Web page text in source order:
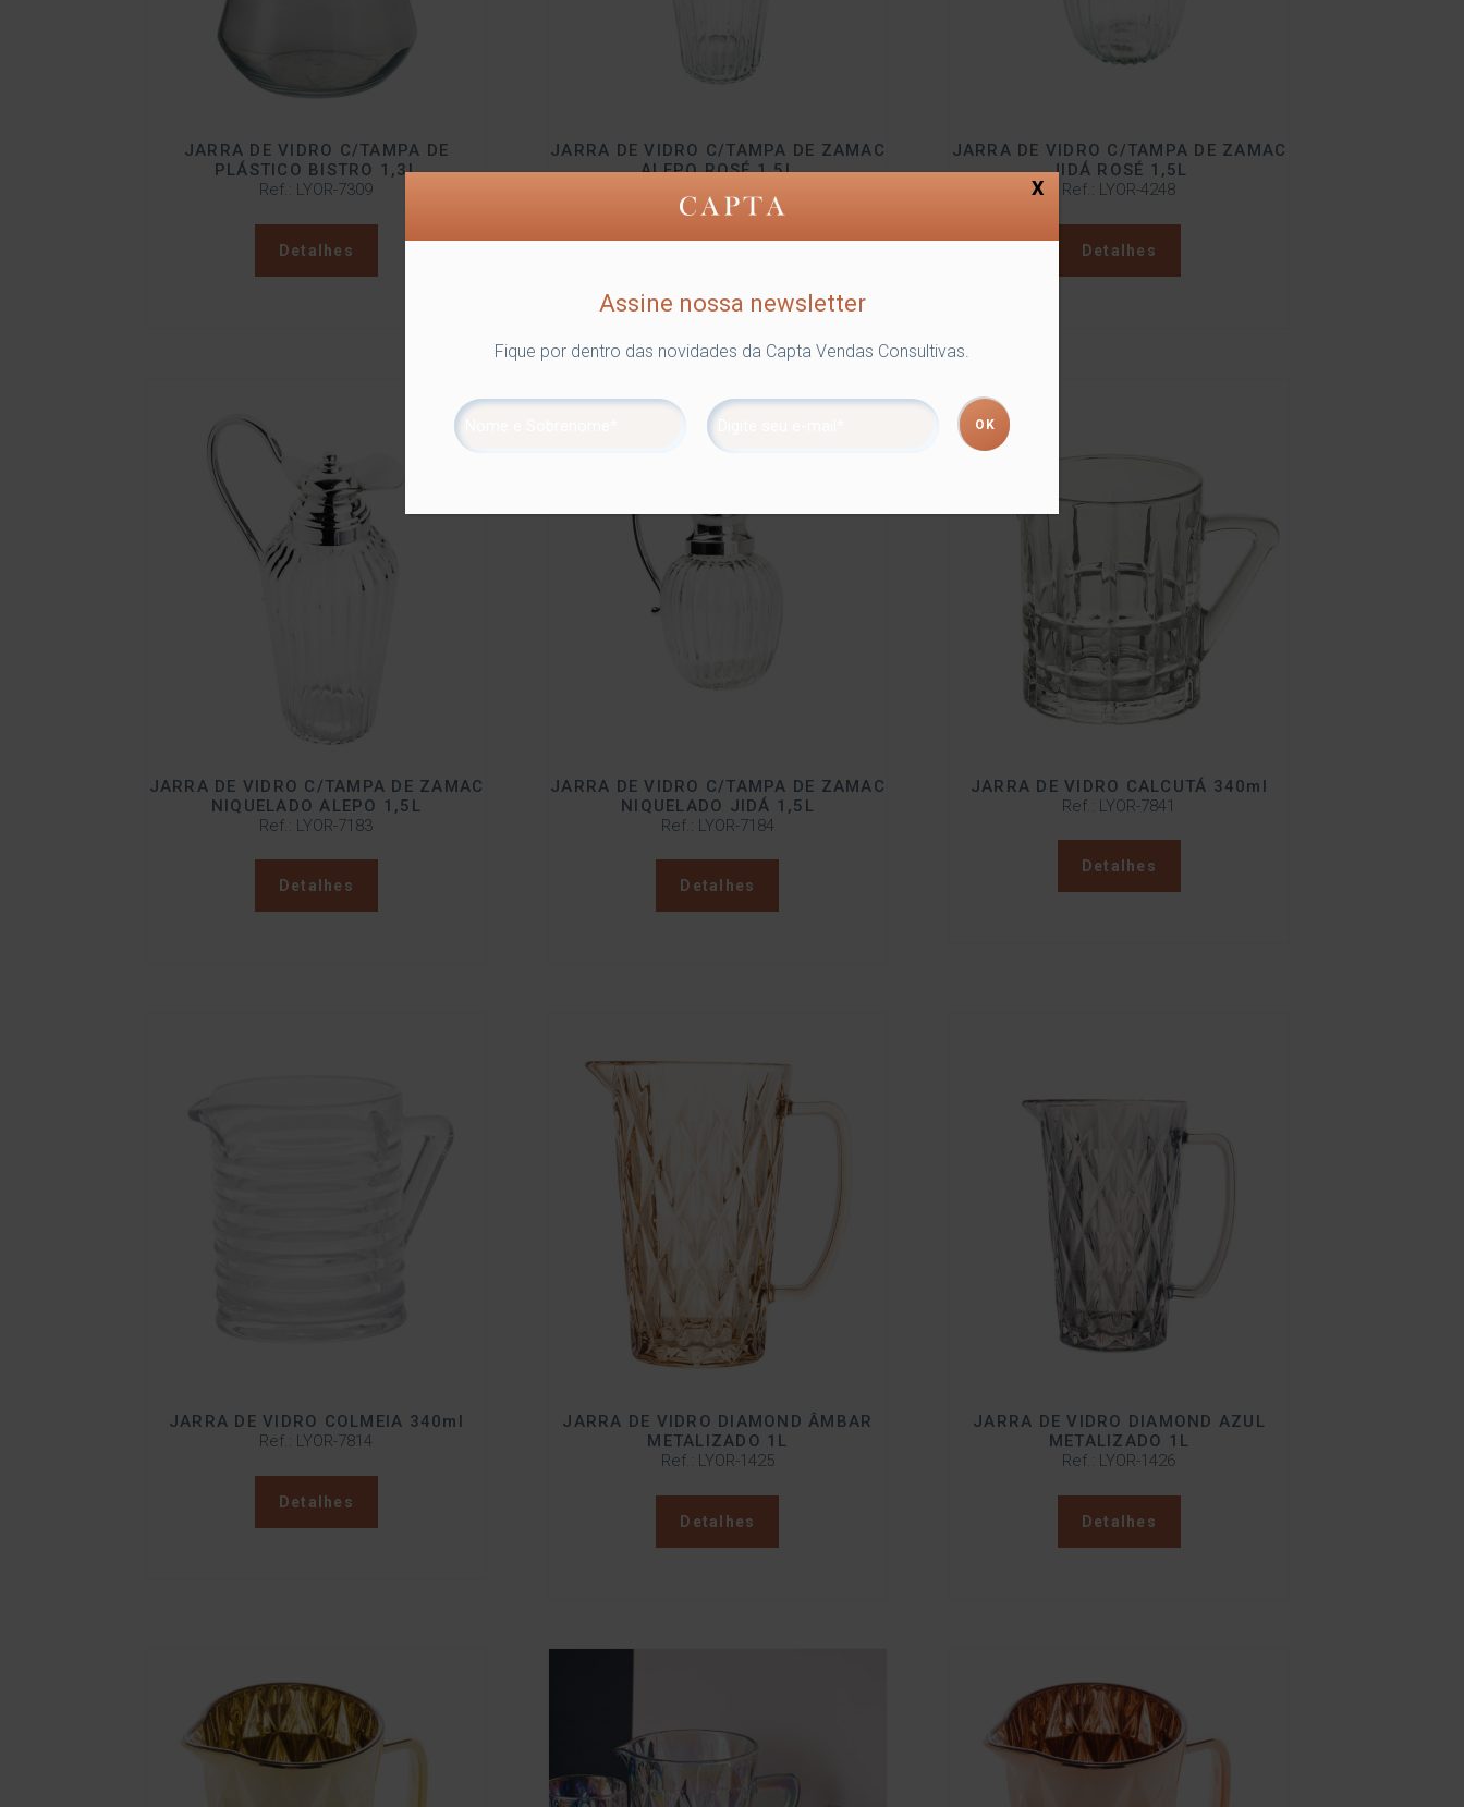
JARRA DE VIDRO C/TAMPA DE
PLÁSTICO BISTRO 1,3L
Ref.: LYOR-7309
Detalhes
JARRA DE VIDRO C/TAMPA DE ZAMAC
ALEPO ROSÉ 1,5L
JARRA DE VIDRO C/TAMPA DE ZAMAC
JIDÁ ROSÉ 1,5L
Ref.: LYOR-4248
Detalhes
JARRA DE VIDRO C/TAMPA DE ZAMAC
NIQUELADO ALEPO 1,5L
Ref.: LYOR-7183
Detalhes
JARRA DE VIDRO C/TAMPA DE ZAMAC
NIQUELADO JIDÁ 1,5L
Ref.: LYOR-7184
Detalhes
JARRA DE VIDRO CALCUTÁ 340ml
Ref.: LYOR-7841
Detalhes
JARRA DE VIDRO COLMEIA 340ml
Ref.: LYOR-7814
Detalhes
JARRA DE VIDRO DIAMOND ÂMBAR
METALIZADO 1L
Ref.: LYOR-1425
Detalhes
JARRA DE VIDRO DIAMOND AZUL
METALIZADO 1L
Ref.: LYOR-1426
Detalhes
Assine nossa newsletter
Fique por dentro das novidades da Capta Vendas Consultivas.
X